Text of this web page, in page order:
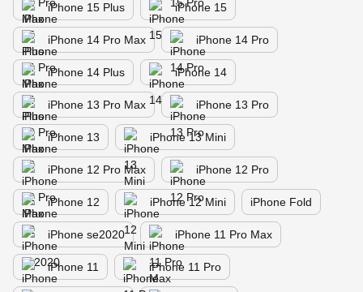
iPhone 15 Plus iPhone 15
iPhone 14 Pro Max iPhone 14 Pro
iPhone 14 Plus iPhone 14
iPhone 13 Pro Max iPhone 13 Pro
iPhone 13 iPhone 13 Mini
iPhone 12 Pro Max iPhone 12 Pro
iPhone 12 iPhone 12 Mini iPhone Fold
iPhone se2020 iPhone 11 Pro Max
iPhone 11 iPhone 11 Pro